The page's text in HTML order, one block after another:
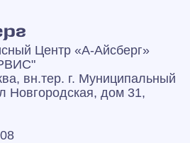
Центр «А‑Айсберг»
вн.тер. г. Муниципальный
Новгородская, дом 31,